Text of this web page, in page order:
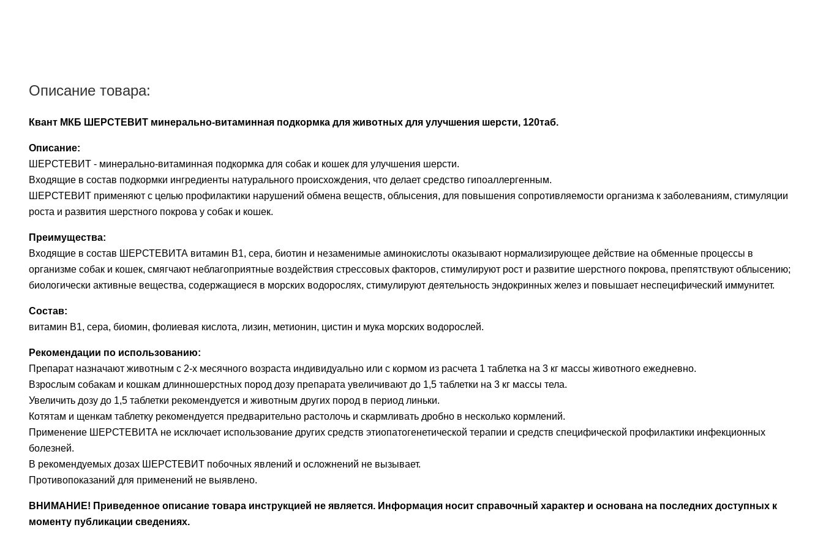
Описание товара:
Квант МКБ ШЕРСТЕВИТ минерально-витаминная подкормка для животных для улучшения шерсти, 120таб.
Описание:
ШЕРСТЕВИТ - минерально-витаминная подкормка для собак и кошек для улучшения шерсти.
Входящие в состав подкормки ингредиенты натурального происхождения, что делает средство гипоаллергенным.
ШЕРСТЕВИТ применяют с целью профилактики нарушений обмена веществ, облысения, для повышения сопротивляемости организма к заболеваниям, стимуляции
роста и развития шерстного покрова у собак и кошек.
Преимущества:
Входящие в состав ШЕРСТЕВИТА витамин В1, сера, биотин и незаменимые аминокислоты оказывают нормализирующее действие на обменные процессы в
организме собак и кошек, смягчают неблагоприятные воздействия стрессовых факторов, стимулируют рост и развитие шерстного покрова, препятствуют облысению;
биологически активные вещества, содержащиеся в морских водорослях, стимулируют деятельность эндокринных желез и повышает неспецифический иммунитет.
Состав:
витамин В1, сера, биомин, фолиевая кислота, лизин, метионин, цистин и мука морских водорослей.
Рекомендации по использованию:
Препарат назначают животным с 2-х месячного возраста индивидуально или с кормом из расчета 1 таблетка на 3 кг массы животного ежедневно.
Взрослым собакам и кошкам длинношерстных пород дозу препарата увеличивают до 1,5 таблетки на 3 кг массы тела.
Увеличить дозу до 1,5 таблетки рекомендуется и животным других пород в период линьки.
Котятам и щенкам таблетку рекомендуется предварительно растолочь и скармливать дробно в несколько кормлений.
Применение ШЕРСТЕВИТА не исключает использование других средств этиопатогенетической терапии и средств специфической профилактики инфекционных
болезней.
В рекомендуемых дозах ШЕРСТЕВИТ побочных явлений и осложнений не вызывает.
Противопоказаний для применений не выявлено.
ВНИМАНИЕ! Приведенное описание товара инструкцией не является. Информация носит справочный характер и основана на последних доступных к
моменту публикации сведениях.